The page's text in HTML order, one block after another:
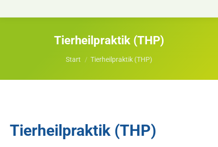
Tierheilpraktik (THP)
Sie befinden sich hier:
Start Tierheilpraktik (THP)
Tierheilpraktik (THP)